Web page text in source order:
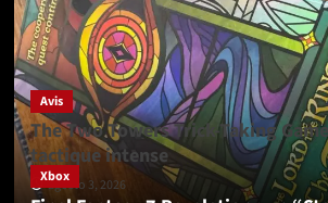
Avis
The Two Towers Trick-Taking
tactique intense
agosto 3, 2026
Xbox